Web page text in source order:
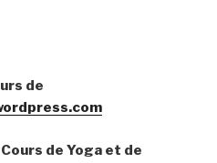
de
Cours de Yoga et de